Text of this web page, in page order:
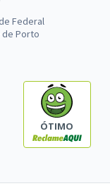
Federal
de Porto
ÓTIMO